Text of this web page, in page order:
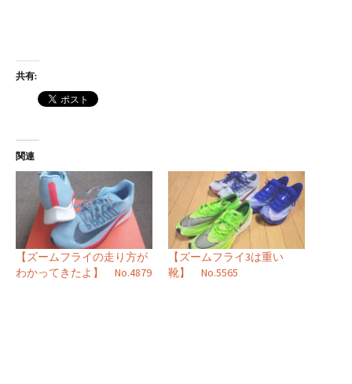
共有:
関連
【ズームフライの走り方が
わかってきたよ】 No.4879
【ズームフライ3は重い
靴】 No.5565